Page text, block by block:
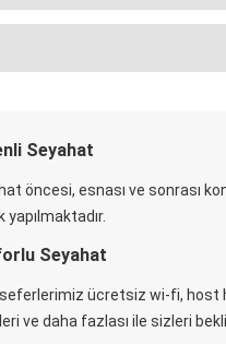
Seyahat
öncesi, esnası ve sonrası
yapılmaktadır.
Seyahat
ücretsiz wi-fi, host
ve daha fazlası ile sizleri